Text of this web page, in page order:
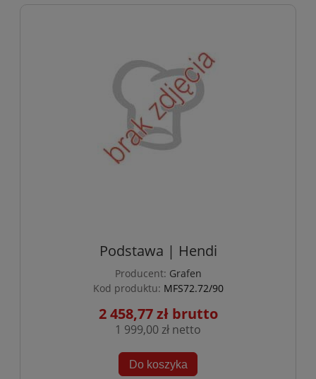
Podstawa | Hendi
Producent: Grafen
Kod produktu: MFS72.72/90
2 458,77 zł
1 999,00 zł
Do koszyka